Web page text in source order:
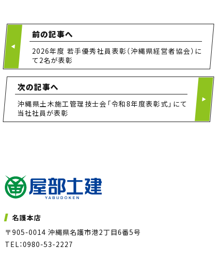
前の記事へ
2026年度 若手優秀社員表彰（沖縄県経営者協会）に
て2名が表彰
次の記事へ
沖縄県土木施工管理技士会「令和8年度表彰式」にて
当社社員が表彰
名護本店
〒905-0014 沖縄県名護市港2丁目6番5号
TEL：0980-53-2227